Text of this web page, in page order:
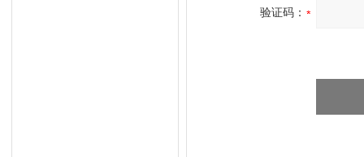
验证码：